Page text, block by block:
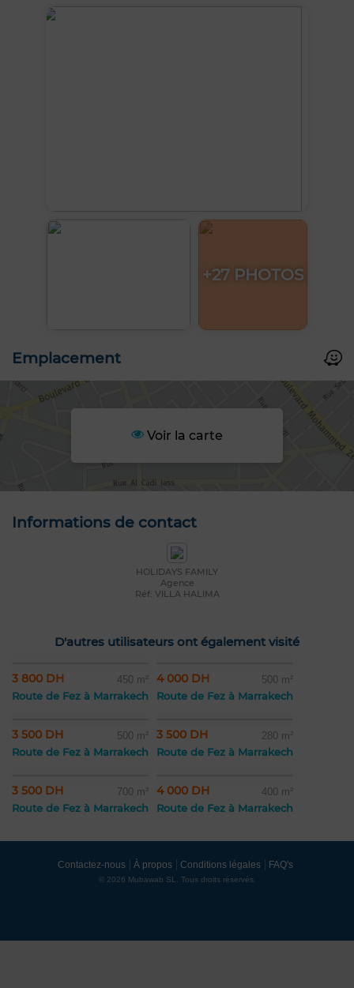
+27 PHOTOS
Emplacement
Voir la carte
Informations de contact
HOLIDAYS FAMILY
Agence
Réf: VILLA HALIMA
D'autres utilisateurs ont également visité
3 800 DH 450 m²
Route de Fez à Marrakech
4 000 DH 500 m²
Route de Fez à Marrakech
3 500 DH 500 m²
Route de Fez à Marrakech
3 500 DH 280 m²
Route de Fez à Marrakech
3 500 DH 700 m²
Route de Fez à Marrakech
4 000 DH 400 m²
Route de Fez à Marrakech
Contactez-nous À propos Conditions légales FAQ's
© 2026 Mubawab SL. Tous droits réservés.